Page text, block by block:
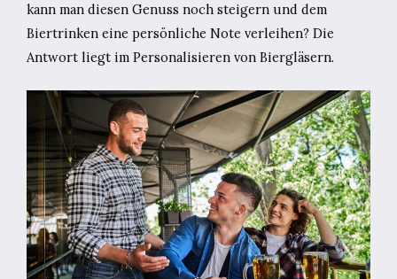
kann man diesen Genuss noch steigern und dem
Biertrinken eine persönliche Note verleihen? Die
Antwort liegt im Personalisieren von Biergläsern.